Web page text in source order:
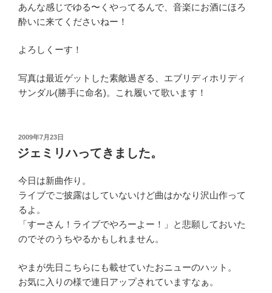
あんな感じでゆる〜くやってるんで、音楽にお酒にほろ
酔いに来てくださいねー！
よろしくーす！
写真は最近ゲットした素敵過ぎる、エブリディホリディ
サンダル(勝手に命名)。これ履いて歌います！
投
稿
日:
2009年7月23日
ジェミリハってきました。
今日は新曲作り。
ライブでご披露はしていないけど曲はかなり沢山作って
るよ。
「すーさん！ライブでやろーよー！」と悲願しておいた
のでそのうちやるかもしれません。
やまが先日こちらにも載せていたおニューのハット。
お気に入りの様で連日アップされていますなぁ。